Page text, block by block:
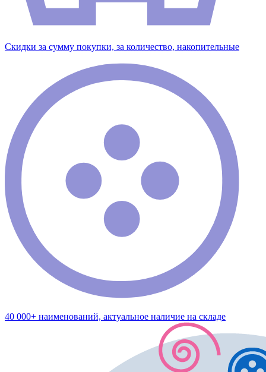
Скидки за сумму покупки, за количество, накопительные
40 000+ наименований, актуальное наличие на складе